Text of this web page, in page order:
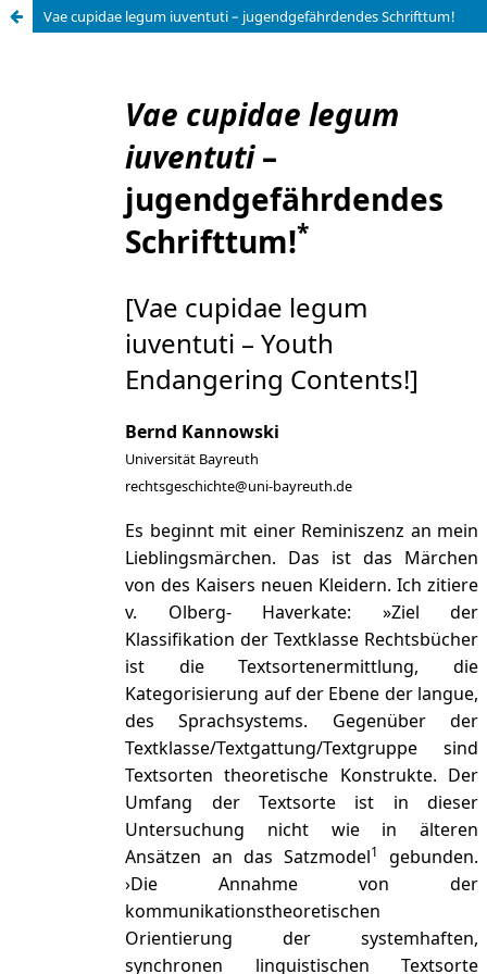
Vae cupidae legum iuventuti – jugendgefährdendes Schrifttum!